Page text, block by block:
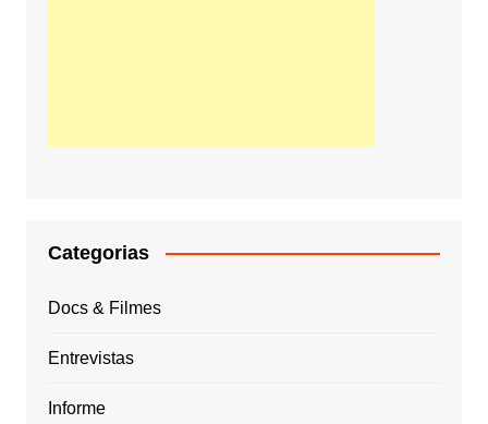
Categorias
Docs & Filmes
Entrevistas
Informe